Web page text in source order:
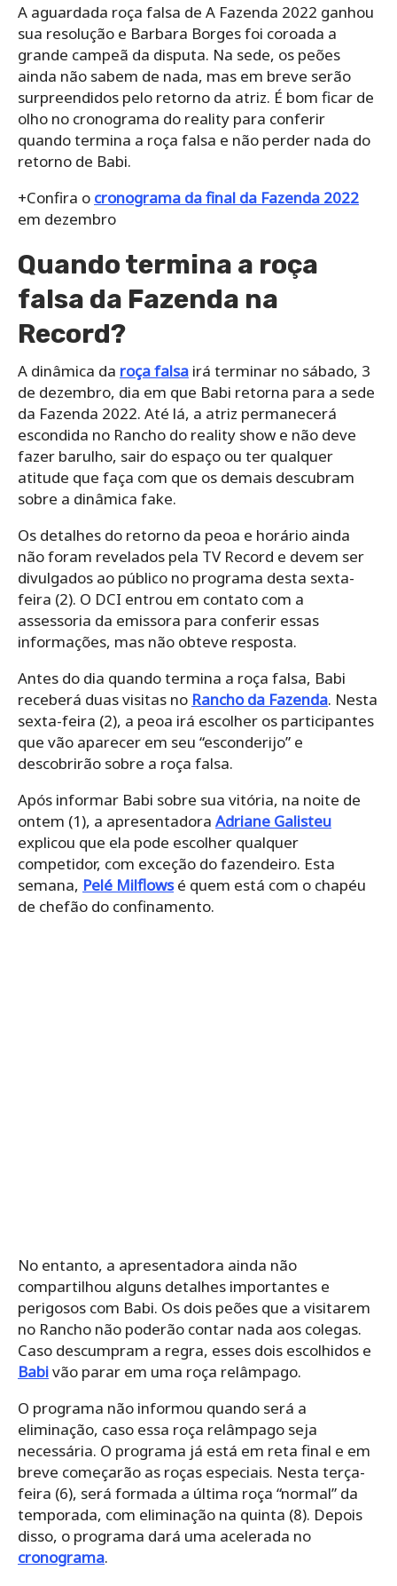
A aguardada roça falsa de A Fazenda 2022 ganhou
sua resolução e Barbara Borges foi coroada a
grande campeã da disputa. Na sede, os peões
ainda não sabem de nada, mas em breve serão
surpreendidos pelo retorno da atriz. É bom ficar de
olho no cronograma do reality para conferir
quando termina a roça falsa e não perder nada do
retorno de Babi.
+Confira o cronograma da final da Fazenda 2022
em dezembro
Quando termina a roça
falsa da Fazenda na
Record?
A dinâmica da roça falsa irá terminar no sábado, 3
de dezembro, dia em que Babi retorna para a sede
da Fazenda 2022. Até lá, a atriz permanecerá
escondida no Rancho do reality show e não deve
fazer barulho, sair do espaço ou ter qualquer
atitude que faça com que os demais descubram
sobre a dinâmica fake.
Os detalhes do retorno da peoa e horário ainda
não foram revelados pela TV Record e devem ser
divulgados ao público no programa desta sexta-
feira (2). O DCI entrou em contato com a
assessoria da emissora para conferir essas
informações, mas não obteve resposta.
Antes do dia quando termina a roça falsa, Babi
receberá duas visitas no Rancho da Fazenda. Nesta
sexta-feira (2), a peoa irá escolher os participantes
que vão aparecer em seu “esconderijo” e
descobrirão sobre a roça falsa.
Após informar Babi sobre sua vitória, na noite de
ontem (1), a apresentadora Adriane Galisteu
explicou que ela pode escolher qualquer
competidor, com exceção do fazendeiro. Esta
semana, Pelé Milflowsé quem está com o chapéu
de chefão do confinamento.
No entanto, a apresentadora ainda não
compartilhou alguns detalhes importantes e
perigosos com Babi. Os dois peões que a visitarem
no Rancho não poderão contar nada aos colegas.
Caso descumpram a regra, esses dois escolhidos e
Babivão parar em uma roça relâmpago.
O programa não informou quando será a
eliminação, caso essa roça relâmpago seja
necessária. O programa já está em reta final e em
breve começarão as roças especiais. Nesta terça-
feira (6), será formada a última roça “normal” da
temporada, com eliminação na quinta (8). Depois
disso, o programa dará uma acelerada no
cronograma.